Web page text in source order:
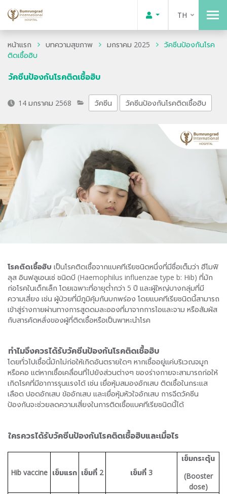
TH
หน้าแรก บทความสุขภาพ มกราคม 2025
วัคซีนป้องกันโรค
ติดเชื้อฮิบ
วัคซีนป้องกันโรคติดเชื้อฮิบ
14 มกราคม 2568 วัคซีน วัคซีนป้องกันโรคติดเชื้อฮิบ
โรคติดเชื้อฮิบ เป็นโรคติดเชื้อจากแบคทีเรียชนิดหนึ่งที่มีชื่อเต็มว่า ฮีโมฟิ
ลุส อินฟลูเอนเซ่ ชนิดบี (Haemophilus influenzae type b: Hib) ที่มัก
ก่อโรคในเด็กเล็ก โดยเฉพาะที่อายุต่ำกว่า 5 ปี และผู้ใหญ่บางกลุ่มที่มี
ความเสี่ยง เช่น ผู้ป่วยที่มีภูมิคุ้มกันบกพร่อง โดยแบคทีเรียชนิดนี้สามารถ
เข้าสู่ร่างกายผ่านทางการสูดดมละอองที่มาจากการไอและจาม หรือสัมผัส
กับสารคัดหลั่งของผู้ที่ติดเชื้อหรือเป็นพาหะนำโรค
ทำไมจึงควรได้รับวัคซีนป้องกันโรคติดเชื้อฮิบ
โดยทั่วไปเชื้อนี้มักไม่ก่อให้เกิดอันตรายใดๆ หากเชื้ออยู่แค่บริเวณจมูก
หรือคอ แต่หากเชื้อเคลื่อนที่ไปยังส่วนต่างๆ ของร่างกายจะสามารถก่อให้
เกิดโรคที่มีอาการรุนแรงได้ เช่น เยื่อหุ้มสมองอักเสบ ติดเชื้อในกระแส
เลือด ปอดอักเสบ ข้ออักเสบ และเยื่อหุ้มหัวใจอักเสบ การฉีดวัคซีน
ป้องกันจะช่วยลดความเสี่ยงในการติดเชื้อแบคทีเรียชนิดนี้ได้
ใครควรได้รับวัคซีนป้องกันโรคติดเชื้อฮิบและเมื่อไร
Hib vaccine เข็มแรก เข็มที่ 2 เข็มที่ 3
เข็มกระตุ้น
(Booster
dose)